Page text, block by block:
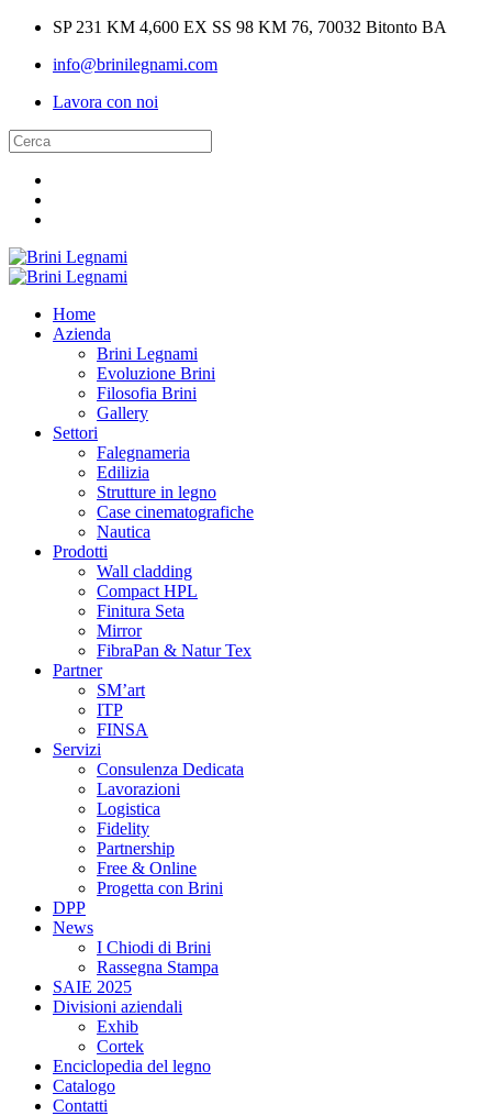
SP 231 KM 4,600 EX SS 98 KM 76, 70032 Bitonto BA
info@brinilegnami.com
Lavora con noi
Home
Azienda
Brini Legnami
Evoluzione Brini
Filosofia Brini
Gallery
Settori
Falegnameria
Edilizia
Strutture in legno
Case cinematografiche
Nautica
Prodotti
Wall cladding
Compact HPL
Finitura Seta
Mirror
FibraPan & Natur Tex
Partner
SM’art
ITP
FINSA
Servizi
Consulenza Dedicata
Lavorazioni
Logistica
Fidelity
Partnership
Free & Online
Progetta con Brini
DPP
News
I Chiodi di Brini
Rassegna Stampa
SAIE 2025
Divisioni aziendali
Exhib
Cortek
Enciclopedia del legno
Catalogo
Contatti